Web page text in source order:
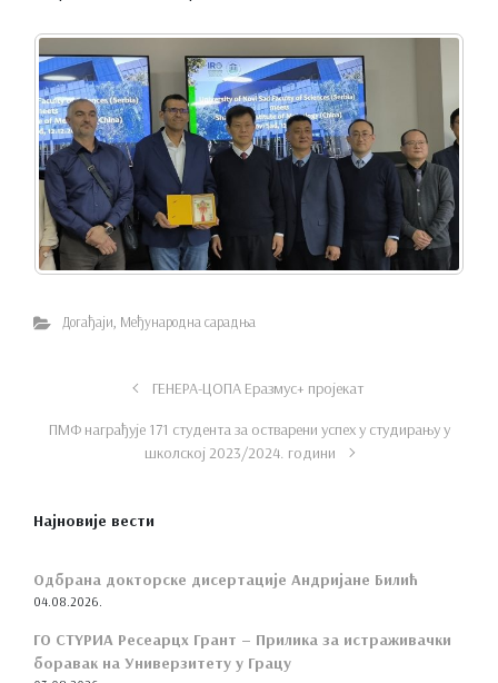
Догађаји, Међународна сарадња
ГЕНЕРА-ЦОПА Еразмус+ пројекат
ПМФ награђује 171 студента за остварени успех у студирању у
школској 2023/2024. години
Најновије вести
Одбрана докторске дисертације Андријане Билић
04.08.2026.
ГО СТYРИА Ресеарцх Грант – Прилика за истраживачки
боравак на Универзитету у Грацу